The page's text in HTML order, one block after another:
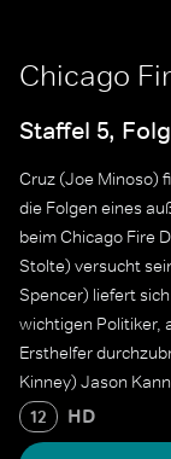
Chicago
Staffel 5,
Cruz (Joe Minoso)
die Folgen eines
beim Chicago Fire
Stolte) versucht
Spencer) liefert
wichtigen Politiker,
Ersthelfer
Kinney) Jason
Team, das Leben
bekommt
12 HD